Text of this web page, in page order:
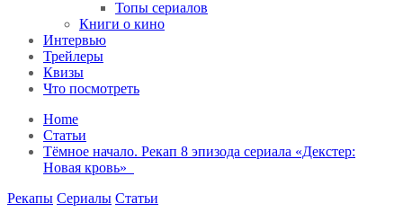
Топы сериалов
Книги о кино
Интервью
Трейлеры
Квизы
Что посмотреть
Home
Статьи
Тёмное начало. Рекап 8 эпизода сериала «Декстер:
Новая кровь»
Рекапы Сериалы Статьи